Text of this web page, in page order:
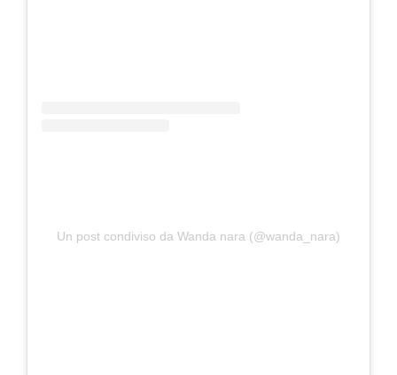
Un post condiviso da Wanda nara (@wanda_nara)